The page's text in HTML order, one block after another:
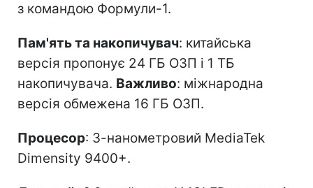
з командою Формули-1.
Пам'ять та накопичувач: китайська
версія пропонує 24 ГБ ОЗП і 1 ТБ
накопичувача. Важливо: міжнародна
версія обмежена 16 ГБ ОЗП.
Процесор: 3-нанометровий MediaTek
Dimensity 9400+.